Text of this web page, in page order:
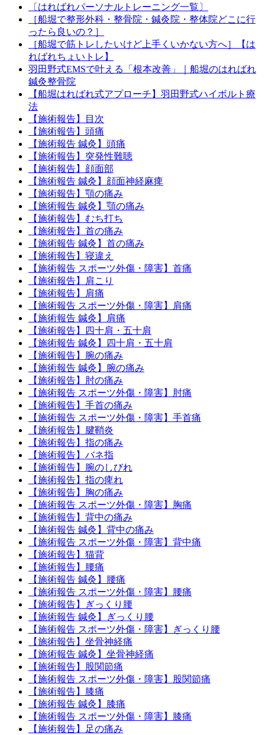
〔はればれパーソナルトレーニング一覧〕
［船堀で整形外科・整骨院・鍼灸院・整体院どこに行
ったら良いの？］
［船堀で筋トレしたいけど上手くいかない方へ］【は
ればれちょいトレ】
羽田野式EMSで叶える「根本改善」｜船堀のはればれ
鍼灸整骨院
【船堀はればれ式アプローチ】羽田野式ハイボルト療
法
【施術報告】目次
【施術報告】頭痛
【施術報告 鍼灸】頭痛
【施術報告】突発性難聴
【施術報告】顔面部
【施術報告 鍼灸】顔面神経麻痺
【施術報告】顎の痛み
【施術報告 鍼灸】顎の痛み
【施術報告】むち打ち
【施術報告】首の痛み
【施術報告 鍼灸】首の痛み
【施術報告】寝違え
【施術報告 スポーツ外傷・障害】首痛
【施術報告】肩こり
【施術報告】肩痛
【施術報告 スポーツ外傷・障害】肩痛
【施術報告 鍼灸】肩痛
【施術報告】四十肩・五十肩
【施術報告 鍼灸】四十肩・五十肩
【施術報告】腕の痛み
【施術報告 鍼灸】腕の痛み
【施術報告】肘の痛み
【施術報告 スポーツ外傷・障害】肘痛
【施術報告】手首の痛み
【施術報告 スポーツ外傷・障害】手首痛
【施術報告】腱鞘炎
【施術報告】指の痛み
【施術報告】バネ指
【施術報告】腕のしびれ
【施術報告】指の痺れ
【施術報告】胸の痛み
【施術報告 スポーツ外傷・障害】胸痛
【施術報告】背中の痛み
【施術報告 鍼灸】背中の痛み
【施術報告 スポーツ外傷・障害】背中痛
【施術報告】猫背
【施術報告】腰痛
【施術報告 鍼灸】腰痛
【施術報告 スポーツ外傷・障害】腰痛
【施術報告】ぎっくり腰
【施術報告 鍼灸】ぎっくり腰
【施術報告 スポーツ外傷・障害】ぎっくり腰
【施術報告】坐骨神経痛
【施術報告 鍼灸】坐骨神経痛
【施術報告】股関節痛
【施術報告 スポーツ外傷・障害】股関節痛
【施術報告】膝痛
【施術報告 鍼灸】膝痛
【施術報告 スポーツ外傷・障害】膝痛
【施術報告】足の痛み